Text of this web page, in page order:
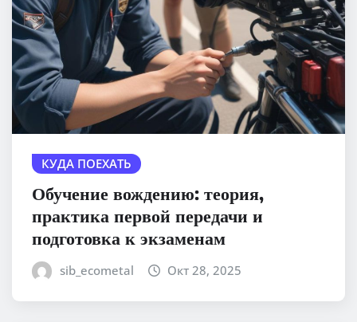
КУДА ПОЕХАТЬ
Обучение вождению: теория,
практика первой передачи и
подготовка к экзаменам
sib_ecometal Окт 28, 2025